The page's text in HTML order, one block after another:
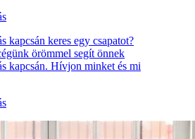
kapcsán keres egy csapatot?
örömmel segít önnek
kapcsán. Hívjon minket és mi